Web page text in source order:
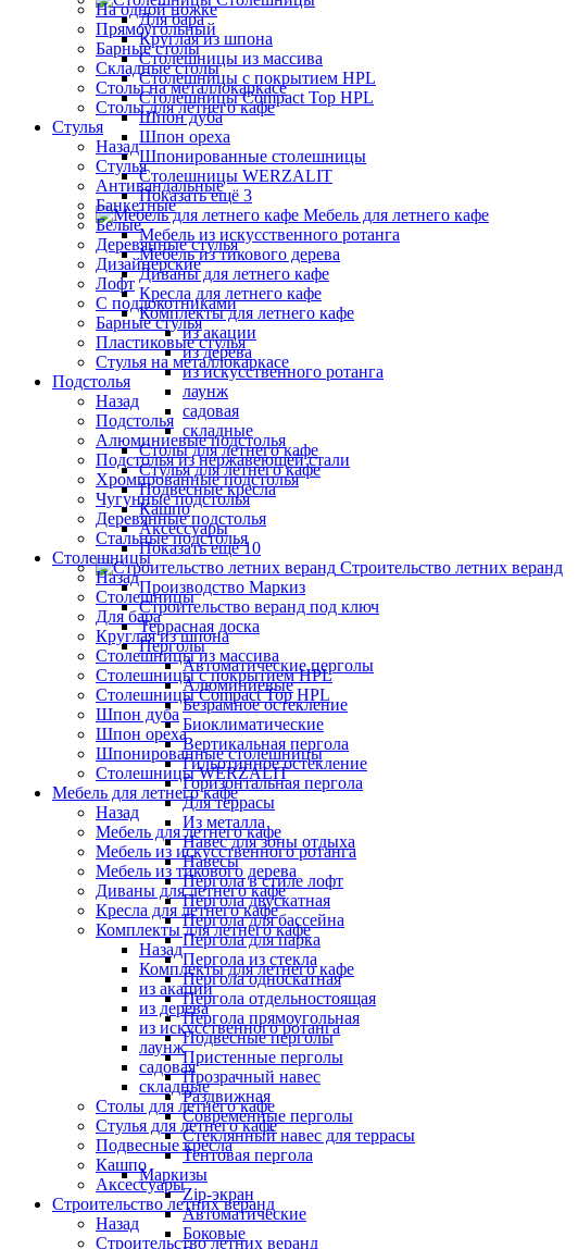
Для бара
Круглая из шпона
Столешницы из массива
Столешницы с покрытием HPL
Столешницы Сompact Top HPL
Шпон дуба
Шпон ореха
Шпонированные столешницы
Столешницы WERZALIT
Показать ещё 3
Мебель для летнего кафе
Мебель из искусственного ротанга
Мебель из тикового дерева
Диваны для летнего кафе
Кресла для летнего кафе
Комплекты для летнего кафе
из акации
из дерева
из искусственного ротанга
лаунж
садовая
складные
Столы для летнего кафе
Стулья для летнего кафе
Подвесные кресла
Кашпо
Аксессуары
Показать ещё 10
Строительство летних веранд
Производство Маркиз
Строительство веранд под ключ
Террасная доска
Перголы
Автоматические перголы
Алюминиевые
Безрамное остекление
Биоклиматические
Вертикальная пергола
Гильотинное остекление
Горизонтальная пергола
Для террасы
Из металла
Навес для зоны отдыха
Навесы
Пергола в стиле лофт
Пергола двускатная
Пергола для бассейна
Пергола для парка
Пергола из стекла
Пергола односкатная
Пергола отдельностоящая
Пергола прямоугольная
Подвесные перголы
Пристенные перголы
Прозрачный навес
Раздвижная
Современные перголы
Стеклянный навес для террасы
Тентовая пергола
Маркизы
Zip-экран
Автоматические
Боковые
На одной ножке
Прямоугольный
Барные столы
Складные столы
Столы на металлокаркасе
Столы для летнего кафе
Стулья
Назад
Стулья
Антивандальные
Банкетные
Белые
Деревянные стулья
Дизайнерские
Лофт
С подлокотниками
Барные стулья
Пластиковые стулья
Стулья на металлокаркасе
Подстолья
Назад
Подстолья
Алюминиевые подстолья
Подстолья из нержавеющей стали
Хромированные подстолья
Чугунные подстолья
Деревянные подстолья
Стальные подстолья
Столешницы
Назад
Столешницы
Для бара
Круглая из шпона
Столешницы из массива
Столешницы с покрытием HPL
Столешницы Сompact Top HPL
Шпон дуба
Шпон ореха
Шпонированные столешницы
Столешницы WERZALIT
Мебель для летнего кафе
Назад
Мебель для летнего кафе
Мебель из искусственного ротанга
Мебель из тикового дерева
Диваны для летнего кафе
Кресла для летнего кафе
Комплекты для летнего кафе
Назад
Комплекты для летнего кафе
из акации
из дерева
из искусственного ротанга
лаунж
садовая
складные
Столы для летнего кафе
Стулья для летнего кафе
Подвесные кресла
Кашпо
Аксессуары
Строительство летних веранд
Назад
Строительство летних веранд